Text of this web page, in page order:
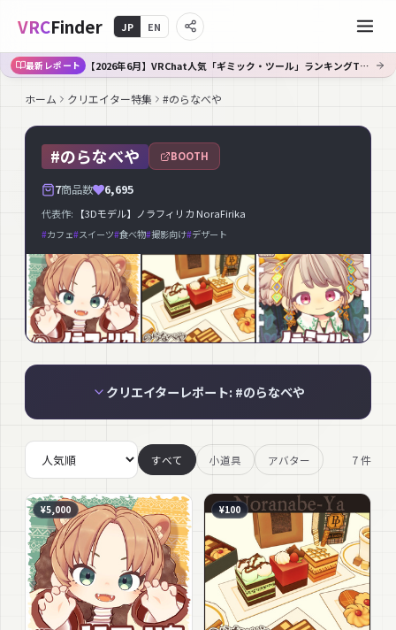
VRCFinder JP EN
最新レポート 【2026年6月】VRChat人気「ギミック・ツール」ランキングTOP10｜Booth傾向分析
ホーム クリエイター特集 #のらなべや
#のらなべや BOOTH
7商品数 6,695
代表作: 【3Dモデル】ノラフィリカ NoraFirika
#カフェ#スイーツ#食べ物#撮影向け#デザート
クリエイターレポート: #のらなべや
すべて 小道具 アバター 7件
¥5,000 ¥100